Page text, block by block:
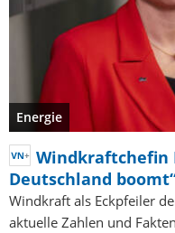
Energie
Windkraftchefin
Deutschland
Windkraft als Eckpfeiler
aktuelle Zahlen und